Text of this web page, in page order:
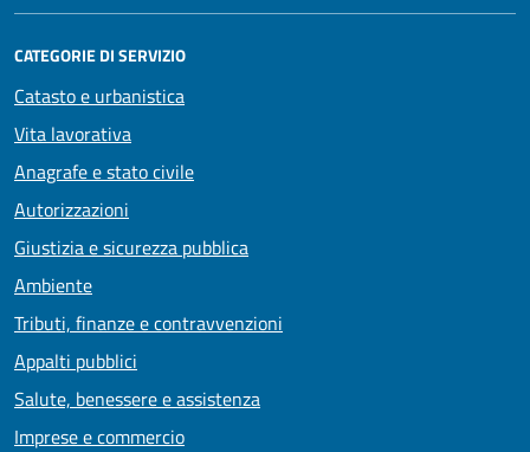
CATEGORIE DI SERVIZIO
Catasto e urbanistica
Vita lavorativa
Anagrafe e stato civile
Autorizzazioni
Giustizia e sicurezza pubblica
Ambiente
Tributi, finanze e contravvenzioni
Appalti pubblici
Salute, benessere e assistenza
Imprese e commercio